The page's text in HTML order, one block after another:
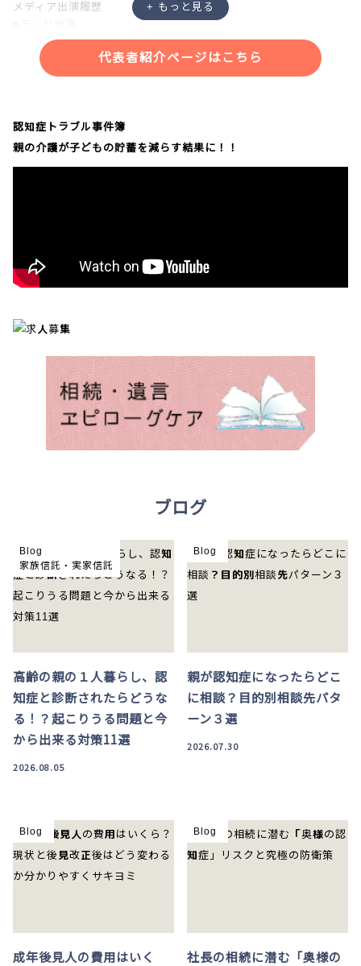
メディア出演履歴
・NHK「あさイチ」
・NHK「クローズアップ現代プラス」
・NHK「ニュースウォッチ９」
代表者紹介ページはこちら
認知症トラブル事件簿
親の介護が子どもの貯蓄を減らす結果に！！
ブログ
高齢の親の１人暮らし、認
知症と診断されたらどうな
る！？起こりうる問題と今
から出来る対策11選
2026.08.05
Blog
家族信託・実家信託
親が認知症になったらどこ
に相談？目的別相談先パタ
ーン３選
2026.07.30
Blog
成年後見人の費用はいく
Blog
社長の相続に潜む「奥様の
Blog